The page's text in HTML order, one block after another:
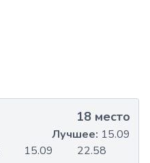
18 место
15.09 22.58
Лучшее: 15.09